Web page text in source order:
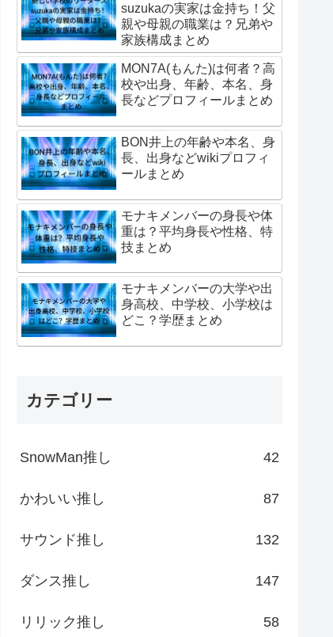
suzukaの実家は金持ち！父
親や母親の職業は？兄弟や
家族構成まとめ
MON7A(もんた)は何者？高
校や出身、年齢、本名、身
長などプロフィールまとめ
BON井上の年齢や本名、身
長、出身などwikiプロフィ
ールまとめ
モナキメンバーの身長や体
重は？平均身長や性格、特
技まとめ
モナキメンバーの大学や出
身高校、中学校、小学校は
どこ？学歴まとめ
カテゴリー
SnowMan推し 42
かわいい推し 87
サウンド推し 132
ダンス推し 147
リリック推し 58